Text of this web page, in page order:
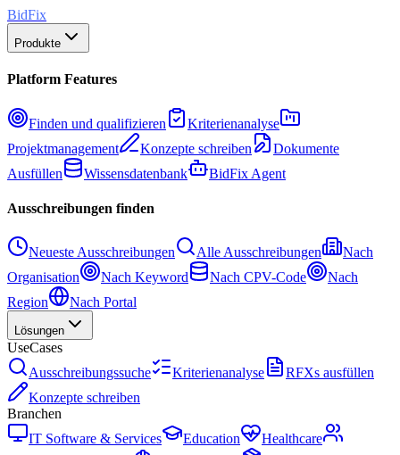
BidFix
Produkte
Platform Features
Finden und qualifizieren
Kriterienanalyse
Projektmanagement
Konzepte schreiben
Dokumente
Ausfüllen
Wissensdatenbank BidFix Agent
Ausschreibungen finden
Neueste Ausschreibungen Alle Ausschreibungen
Nach
Organisation
Nach Keyword Nach CPV-Code
Nach
Region
Nach Portal
Lösungen
UseCases
Ausschreibungssuche
Kriterienanalyse
RFXs ausfüllen
Konzepte schreiben
Branchen
IT Software & Services
Education
Healthcare